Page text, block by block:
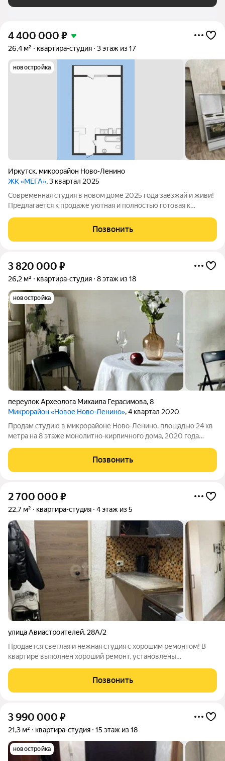
4 400 000 ₽
26,4 м² квартира-студия 3 этаж из 17
новостройка
Иркутск, микрорайон Ново-Ленино
ЖК «МЕГА», 3 квартал 2025
Современная студия в новом доме 2025 года заезжай и живи!
Предлагается к продаже уютная и полностью готовая к
комфортном 3 этаже 16-этажного дома. Отличный вариант как
для собственного проживания, так и
Позвонить
3 820 000 ₽
26,2 м² квартира-студия 8 этаж из 18
новостройка
переулок Археолога Михаила Герасимова,8
Микрорайон «Новое Ново-Ленино», 4 квартал 2020
Продам студию в микрорайоне Ново-Ленино, площадью 24 кв
метра на 8 этаже монолитно-кирпичного дома, 2020 года
открывается приятный вид на город. Дом теплый, рядом
расположено 2 детских сада,
Позвонить
2 700 000 ₽
22,7 м² квартира-студия 4 этаж из 5
улица Авиастроителей, 28А/2
Продается светлая и нежная студия с хорошим ремонтом! В
квартире выполнен хороший ремонт, установлены
медная! сантехника и свежая электрика, ванная комната вся в
плитке. При продаже новым
Позвонить
3 990 000 ₽
21,3 м² квартира-студия 15 этаж из 18
новостройка